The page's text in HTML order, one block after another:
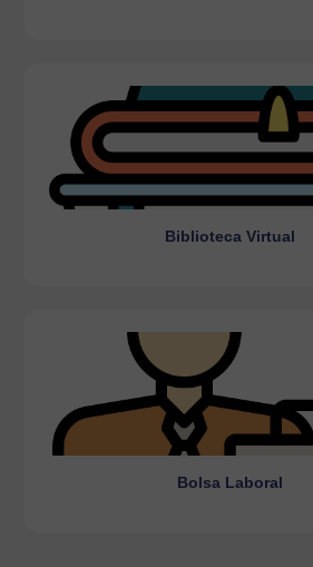
Biblioteca Virtual
Biblioteca Virtual
Ir a la página
Bolsa Laboral
Bolsa Laboral
Ir a la página